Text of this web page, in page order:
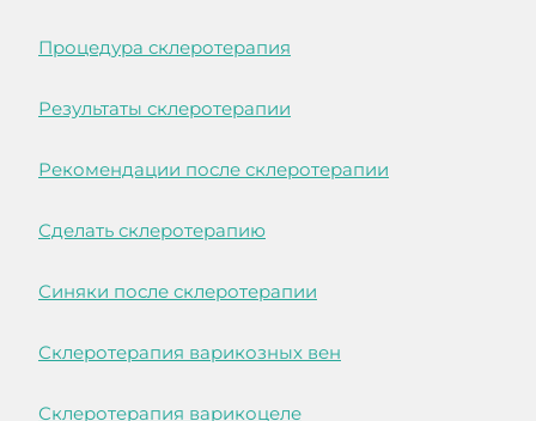
Процедура склеротерапия
Результаты склеротерапии
Рекомендации после склеротерапии
Сделать склеротерапию
Синяки после склеротерапии
Склеротерапия варикозных вен
Склеротерапия варикоцеле